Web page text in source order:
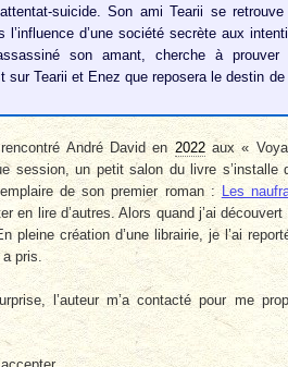
suicide. Son ami Tearii se
l’influence d’une société secrète aux
son amant, cherche à
sur Tearii et Enez que reposera le destin
André David en2022aux «
session, un petit salon du livre
de son premier roman :Les
en lire d’autres. Alors quand j’ai
pleine création d’une librairie, je l’ai
a pris.
l’auteur m’a contacté pour me